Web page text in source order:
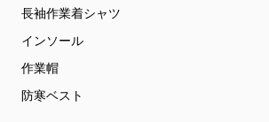
長袖作業着シャツ
インソール
作業帽
防寒ベスト